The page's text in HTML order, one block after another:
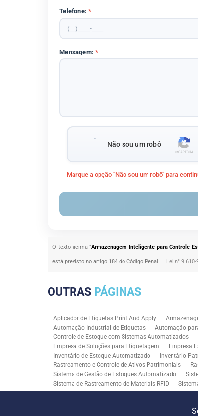
Telefone:*
Mensagem:*
Não sou um robô
Marque a opção "Não sou um robô" para
O texto acima "Armazenagem Inteligente para Controle
está previsto no artigo 184 do Código Penal. – Lei n°
OUTRAS PÁGINAS
Aplicador de Etiquetas Print And Apply
Automação Industrial de Etiquetas
Automação
Controle de Estoque com Sistemas Automatizados
Empresa de Soluções para Etiquetagem
Empresa
Inventário de Estoque Automatizado
Inventário
Rastreamento e Controle de Ativos Patrimoniais
Sistema de Gestão de Estoques Automatizado
Sistema de Rastreamento de Materiais RFID
Solução RFID para Controle Patrimonial Industrial